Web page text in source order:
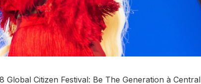
Global Citizen Festival: Be The Generation à Central